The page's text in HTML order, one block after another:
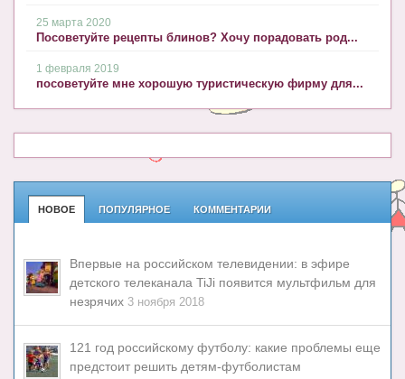
25 марта 2020
Посоветуйте рецепты блинов? Хочу порадовать род...
1 февраля 2019
посоветуйте мне хорошую туристическую фирму для...
НОВОЕ ПОПУЛЯРНОЕ КОММЕНТАРИИ
Впервые на российском телевидении: в эфире
детского телеканала TiJi появится мультфильм для
незрячих 3 ноября 2018
121 год российскому футболу: какие проблемы еще
предстоит решить детям-футболистам